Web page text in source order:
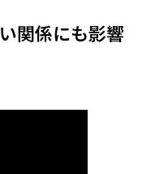
関係にも影響